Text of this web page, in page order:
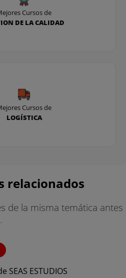
Cursos de
DE LA CALIDAD
Cursos de
LOGÍSTICA
relacionados
de la misma temática antes